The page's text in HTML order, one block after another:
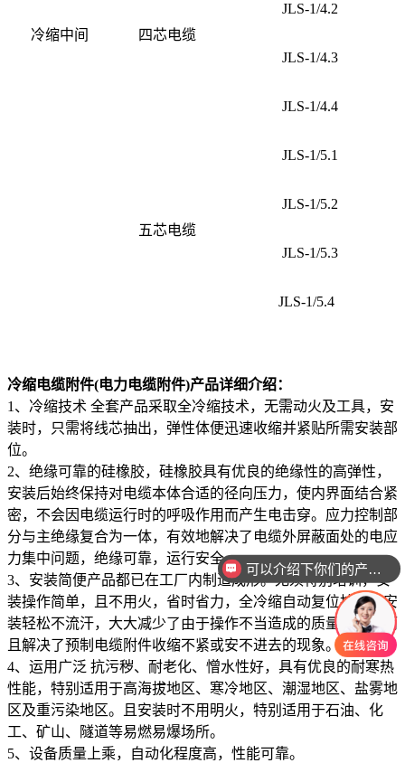
冷缩中间 四芯电缆
JLS-1/4.2
JLS-1/4.3
JLS-1/4.4
五芯电缆
JLS-1/5.1
JLS-1/5.2
JLS-1/5.3
JLS-1/5.4
冷缩电缆附件(电力电缆附件)产品详细介绍：
1、冷缩技术 全套产品采取全冷缩技术，无需动火及工具，安
装时，只需将线芯抽出，弹性体便迅速收缩并紧贴所需安装部
位。
2、绝缘可靠的硅橡胶，硅橡胶具有优良的绝缘性的高弹性，
安装后始终保持对电缆本体合适的径向压力，使内界面结合紧
密，不会因电缆运行时的呼吸作用而产生电击穿。应力控制部
分与主绝缘复合为一体，有效地解决了电缆外屏蔽面处的电应
力集中问题，绝缘可靠，运行安全。
3、安装简便产品都已在工厂内制造成形。无须特别培训，安
装操作简单，且不用火，省时省力，全冷缩自动复位技术，安
装轻松不流汗，大大减少了由于操作不当造成的质量事故，而
且解决了预制电缆附件收缩不紧或安不进去的现象。
4、运用广泛 抗污秽、耐老化、憎水性好，具有优良的耐寒热
性能，特别适用于高海拔地区、寒冷地区、潮湿地区、盐雾地
区及重污染地区。且安装时不用明火，特别适用于石油、化
工、矿山、隧道等易燃易爆场所。
5、设备质量上乘，自动化程度高，性能可靠。
你们是怎么收费的呢